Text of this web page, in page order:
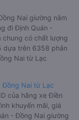
Nai giường nằm
đi Định Quán -
có chất lượng
dựa trên 6358 phản
Nai từ Lạc
Đồng Nai từ Lạc
của hãng xe Điền
khuyến mãi, giá
- Đồng Nai giường